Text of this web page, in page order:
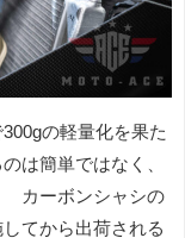
の軽量化を果た
は簡単ではなく、
カーボンシャシの
てから出荷される